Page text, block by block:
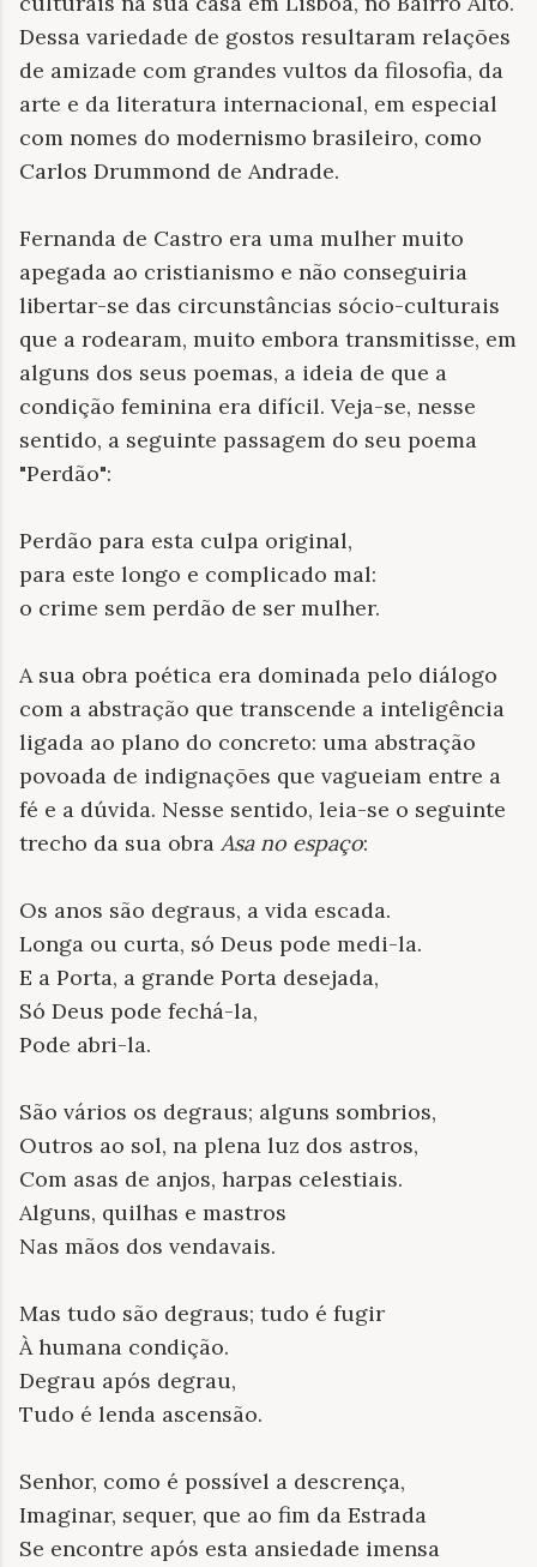
Dessa variedade de gostos resultaram relações
de amizade com grandes vultos da filosofia, da
arte e da literatura internacional, em especial
com nomes do modernismo brasileiro, como
Carlos Drummond de Andrade.
Fernanda de Castro era uma mulher muito
apegada ao cristianismo e não conseguiria
libertar-se das circunstâncias sócio-culturais
que a rodearam, muito embora transmitisse, em
alguns dos seus poemas, a ideia de que a
condição feminina era difícil. Veja-se, nesse
sentido, a seguinte passagem do seu poema
"Perdão":
Perdão para esta culpa original,
para este longo e complicado mal:
o crime sem perdão de ser mulher.
A sua obra poética era dominada pelo diálogo
com a abstração que transcende a inteligência
ligada ao plano do concreto: uma abstração
povoada de indignações que vagueiam entre a
fé e a dúvida. Nesse sentido, leia-se o seguinte
trecho da sua obra Asa no espaço:
Os anos são degraus, a vida escada.
Longa ou curta, só Deus pode medi-la.
E a Porta, a grande Porta desejada,
Só Deus pode fechá-la,
Pode abri-la.
São vários os degraus; alguns sombrios,
Outros ao sol, na plena luz dos astros,
Com asas de anjos, harpas celestiais.
Alguns, quilhas e mastros
Nas mãos dos vendavais.
Mas tudo são degraus; tudo é fugir
À humana condição.
Degrau após degrau,
Tudo é lenda ascensão.
Senhor, como é possível a descrença,
Imaginar, sequer, que ao fim da Estrada
Se encontre após esta ansiedade imensa